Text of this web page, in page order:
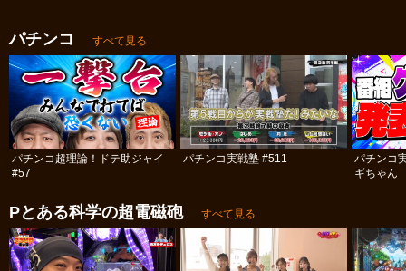
パチンコ すべて見る
パチンコ超理論！ドテ助ジャイ
#57
パチンコ実戦塾 #511
パチンコ
ギちゃん
Pとある科学の超電磁砲 すべて見る